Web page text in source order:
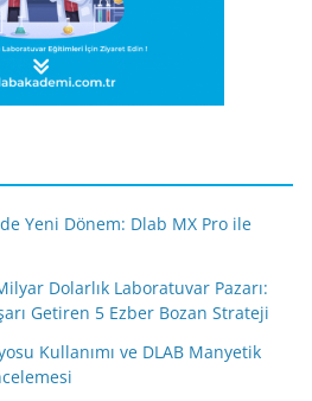
Yeni Dönem: Dlab MX Pro ile
Dolarlık Laboratuvar Pazarı:
Getiren 5 Ezber Bozan Strateji
Kullanımı ve DLAB Manyetik